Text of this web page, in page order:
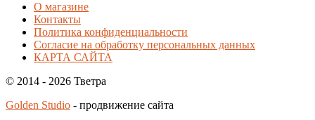
О магазине
Контакты
Политика конфиденциальности
Согласие на обработку персональных данных
КАРТА САЙТА
© 2014 - 2026 Тветра
Golden Studio - продвижение сайта